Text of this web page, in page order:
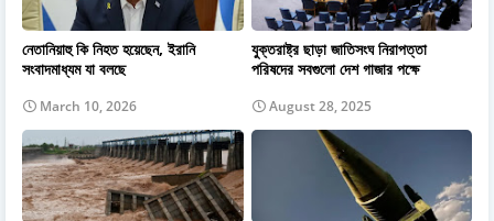
নেতানিয়াহু কি নিহত হয়েছেন, ইরানি
সংবাদমাধ্যম যা বলছে
March 10, 2026
যুক্তরাষ্ট্র ছাড়া জাতিসংঘ নিরাপত্তা
পরিষদের সবগুলো দেশ গাজার পক্ষে
August 28, 2025